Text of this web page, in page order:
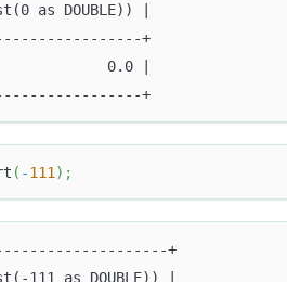
as DOUBLE)) |
+
0.0 |
+
( -111 ) ;
+
111 as DOUBLE)) |